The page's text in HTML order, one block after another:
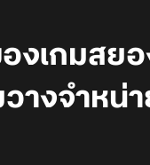
องเกมสย
างจำหน่